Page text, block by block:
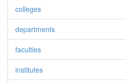
colleges
departments
faculties
institutes